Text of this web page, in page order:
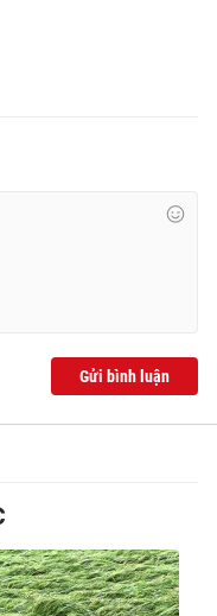
không có sự chấp
Gửi bình luận